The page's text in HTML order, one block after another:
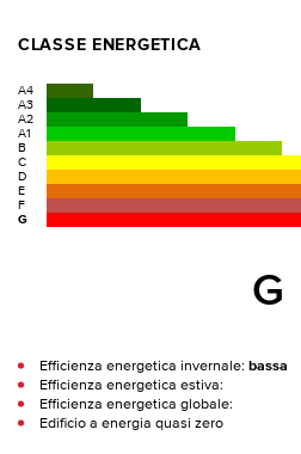
CLASSE ENERGETICA
A4
A3
A2
A1
B
C
D
E
F
G
G
Efficienza energetica invernale: bassa
Efficienza energetica estiva:
Efficienza energetica globale:
Edificio a energia quasi zero